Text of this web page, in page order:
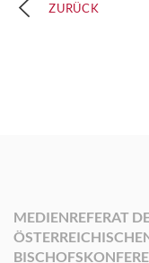
ZURÜCK
MEDIENREFERAT